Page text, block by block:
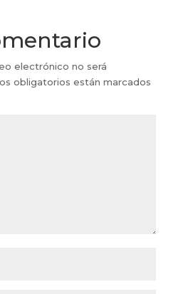
electrónico no será
obligatorios están marcados